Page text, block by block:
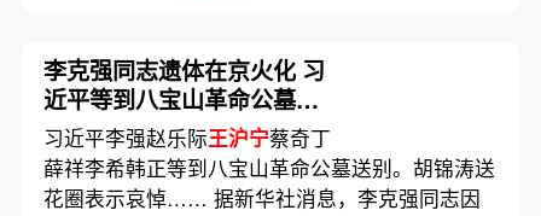
李克强同志遗体在京火化 习
近平等到八宝山革命公墓送
别
习近平李强赵乐际王沪宁蔡奇丁
薛祥李希韩正等到八宝山革命公墓送别。胡锦涛送
花圈表示哀悼…… 据新华社消息，李克强同志因